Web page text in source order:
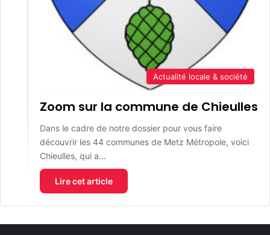
Actualité locale & société
Zoom sur la commune de Chieulles
Dans le cadre de notre dossier pour vous faire
découvrir les 44 communes de Metz Métropole, voici
Chieulles, qui a…
Lire cet article